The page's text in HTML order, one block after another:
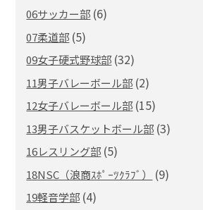
06サッカー部 (6)
07柔道部 (5)
09女子硬式野球部 (32)
11男子バレーボール部 (2)
12女子バレーボール部 (15)
13男子バスケットボール部 (3)
16レスリング部 (5)
18NSC（浪商ｽﾎﾟｰﾂｸﾗﾌﾞ） (9)
19軽音学部 (4)